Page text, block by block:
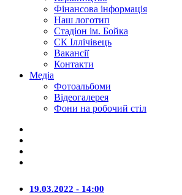
Фінансова інформація
Наш логотип
Стадіон ім. Бойка
СК Іллічівець
Вакансії
Контакти
Медіа
Фотоальбоми
Відеогалерея
Фони на робочий стіл
19.03.2022 - 14:00